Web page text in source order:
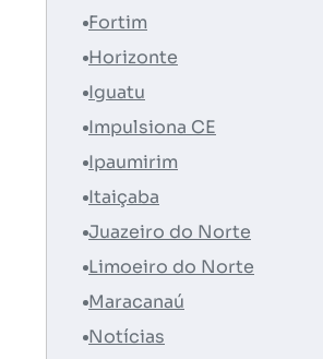
Fortim
Horizonte
Iguatu
Impulsiona CE
Ipaumirim
Itaiçaba
Juazeiro do Norte
Limoeiro do Norte
Maracanaú
Notícias